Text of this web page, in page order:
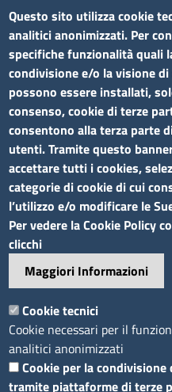
Bandi di concorso
Siti tematici
Elenco siti tematici
Seguici su
Sito web
Accesso riservato
Mappa del sito
Footer
Feed RSS
Note legali
Privacy
Trattamento dei dati
Questo sito utilizza cookie
analitici anonimizzati. Per
specifiche funzionalità quali
condivisione e/o la visione
possono essere installati,
consenso, cookie di terze
consentono alla terza parte
utenti. Tramite questo
accettare tutti i cookies,
categorie di cookie di cui
l’utilizzo e/o modificare le
Per vedere la Cookie Policy
clicchi
Maggiori Informazioni
Cookie tecnici
Cookie necessari per il
analitici anonimizzati
Cookie per la
tramite piattaforme di terze